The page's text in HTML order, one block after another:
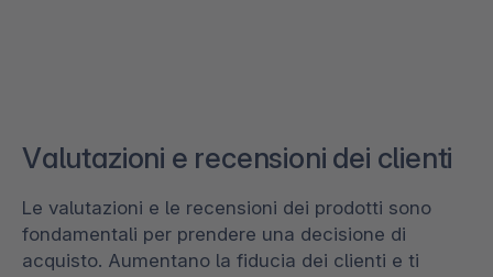
Valutazioni e recensioni dei clienti
Le valutazioni e le recensioni dei prodotti sono
fondamentali per prendere una decisione di
acquisto. Aumentano la fiducia dei clienti e ti